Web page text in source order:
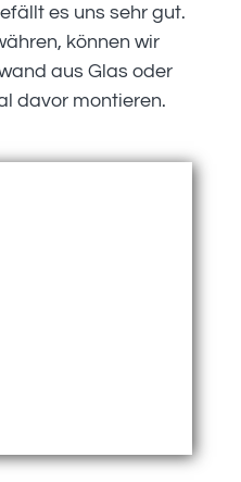
es uns sehr gut.
können wir
aus Glas oder
davor montieren.